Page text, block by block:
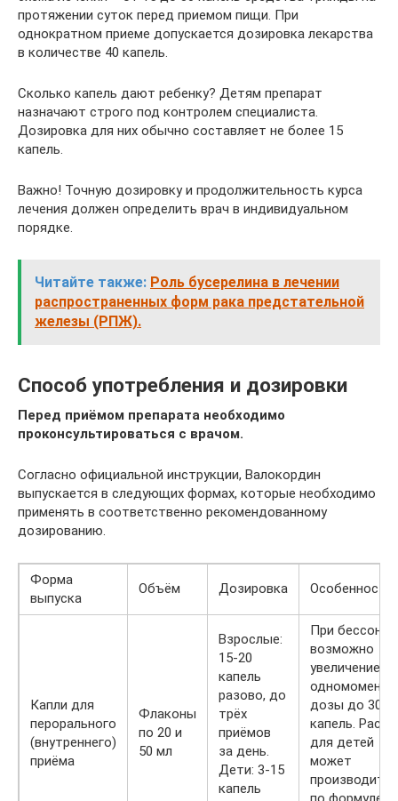
протяжении суток перед приемом пищи. При
однократном приеме допускается дозировка лекарства
в количестве 40 капель.
Сколько капель дают ребенку? Детям препарат
назначают строго под контролем специалиста.
Дозировка для них обычно составляет не более 15
капель.
Важно! Точную дозировку и продолжительность курса
лечения должен определить врач в индивидуальном
порядке.
Читайте также: Роль бусерелина в лечении
распространенных форм рака предстательной
железы (РПЖ).
Способ употребления и дозировки
Перед приёмом препарата необходимо
проконсультироваться с врачом.
Согласно официальной инструкции, Валокордин
выпускается в следующих формах, которые необходимо
применять в соответственно рекомендованному
дозированию.
Форма
выпуска
Объём Дозировка Особенности
Капли для
перорального
(внутреннего)
приёма
Флаконы
по 20 и
50 мл
Взрослые:
15-20
капель
разово, до
трёх
приёмов
за день.
Дети: 3-15
капель
При
возможно
увеличение
дозы до 30
капель.
для детей
может